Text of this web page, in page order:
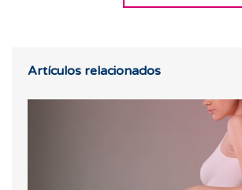
Artículos relacionados